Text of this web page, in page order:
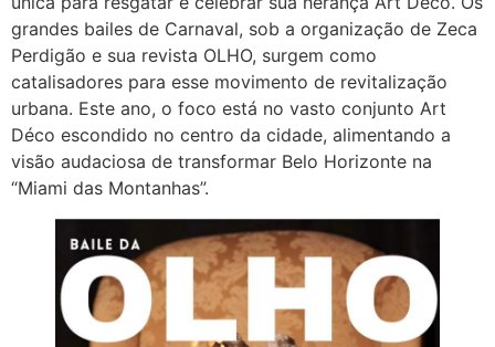
grandes bailes de Carnaval, sob a organização de Zeca
Perdigão e sua revista OLHO, surgem como
catalisadores para esse movimento de revitalização
urbana. Este ano, o foco está no vasto conjunto Art
Déco escondido no centro da cidade, alimentando a
visão audaciosa de transformar Belo Horizonte na
“Miami das Montanhas”.